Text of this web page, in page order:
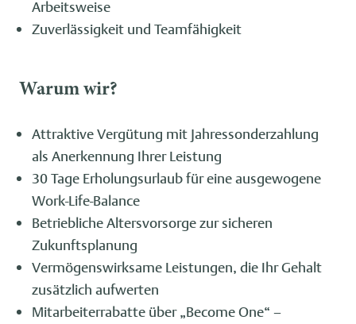
Arbeitsweise
Zuverlässigkeit und Teamfähigkeit
Warum wir?
Attraktive Vergütung mit Jahressonderzahlung
als Anerkennung Ihrer Leistung
30 Tage Erholungsurlaub für eine ausgewogene
Work-Life-Balance
Betriebliche Altersvorsorge zur sicheren
Zukunftsplanung
Vermögenswirksame Leistungen, die Ihr Gehalt
zusätzlich aufwerten
Mitarbeiterrabatte über „Become One“ –